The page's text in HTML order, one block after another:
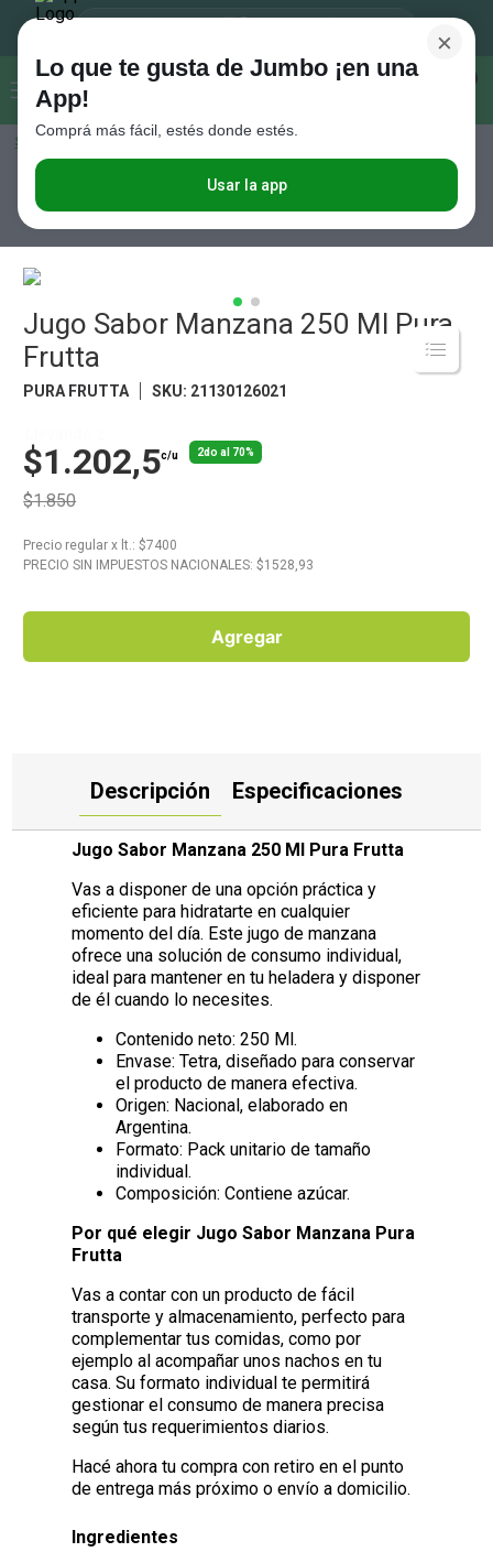
Buscar...
Seleccioná el método de entrega
×
Lo que te gusta de Jumbo ¡en una
App!
Comprá más fácil, estés donde estés.
Usar la app
Jugo Sabor Manzana 250 Ml Pura Frutta
Jugo Sabor Manzana 250 Ml Pura
Frutta
PURA FRUTTA SKU: 21130126021
$1.202,5c/u 2do al 70%
$1.850
Precio regular x lt. : $7400
PRECIO SIN IMPUESTOS NACIONALES: $1528,93
Agregar
Descripción Especificaciones
Jugo Sabor Manzana 250 Ml Pura Frutta
Vas a disponer de una opción práctica y
eficiente para hidratarte en cualquier
momento del día. Este jugo de manzana
ofrece una solución de consumo individual,
ideal para mantener en tu heladera y disponer
de él cuando lo necesites.
Contenido neto: 250 Ml.
Envase: Tetra, diseñado para conservar
el producto de manera efectiva.
Origen: Nacional, elaborado en
Argentina.
Formato: Pack unitario de tamaño
individual.
Composición: Contiene azúcar.
Por qué elegir Jugo Sabor Manzana Pura
Frutta
Vas a contar con un producto de fácil
transporte y almacenamiento, perfecto para
complementar tus comidas, como por
ejemplo al acompañar unos nachos en tu
casa. Su formato individual te permitirá
gestionar el consumo de manera precisa
según tus requerimientos diarios.
Hacé ahora tu compra con retiro en el punto
de entrega más próximo o envío a domicilio.
Ingredientes
Términos más buscados
Galletitas
Juguetes
Valijas